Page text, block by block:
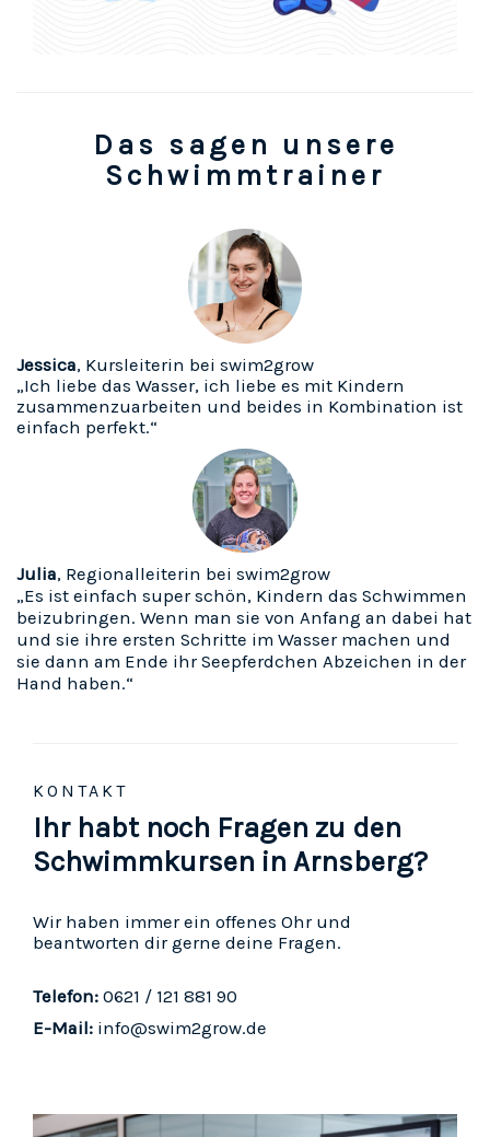
Das sagen unsere
Schwimmtrainer
Jessica, Kursleiterin bei swim2grow
„Ich liebe das Wasser, ich liebe es mit Kindern
zusammenzuarbeiten und beides in Kombination ist
einfach perfekt.“
Julia, Regionalleiterin bei swim2grow
„Es ist einfach super schön, Kindern das Schwimmen
beizubringen. Wenn man sie von Anfang an dabei hat
und sie ihre ersten Schritte im Wasser machen und
sie dann am Ende ihr Seepferdchen Abzeichen in der
Hand haben.“
KONTAKT
Ihr habt noch Fragen zu den
Schwimmkursen in Arnsberg?
Wir haben immer ein offenes Ohr und
beantworten dir gerne deine Fragen.
Telefon: 0621 / 121 881 90
E-Mail: info@swim2grow.de